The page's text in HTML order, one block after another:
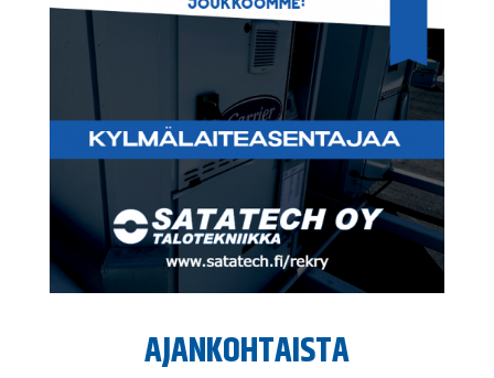
AJANKOHTAISTA